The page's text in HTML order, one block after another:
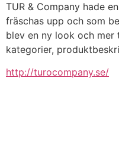
TUR & Company hade
fräschas upp och som
blev en ny look och mer
kategorier,
http://turocompany.se/